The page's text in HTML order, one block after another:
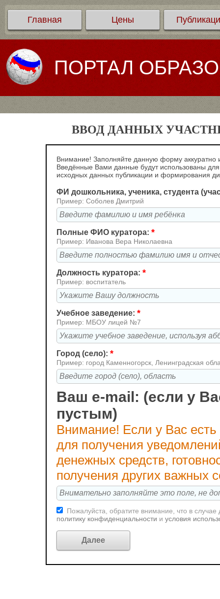
Главная Цены
ПОРТАЛ
ВВОД ДАННЫХ
Внимание! Заполняйте данную форму аккуратно
Введённые Вами данные будут использованы
исходных данных публикации и формирования
ФИ дошкольника, ученика, студента
Пример: Соболев Дмитрий
Полные ФИО куратора: *
Пример: Иванова Вера Николаевна
Должность куратора: *
Пример: воспитатель
Учебное заведение: *
Пример: МБОУ лицей №7
Город (село): *
Пример: город Каменногорск, Ленинградская
Ваш e-mail: (если у
пустым)
Внимание! Если у Вас
для получения
денежных средств,
получения других важных
Пожалуйста, обратите внимание, что в
политику конфиденциальности и условия